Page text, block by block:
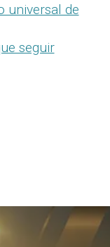
universal de
seguir